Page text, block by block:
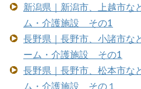
新潟県｜新潟市、上越市な
ム・介護施設 その1
長野県｜長野市、小諸市な
ーム・介護施設 その1
長野県｜長野市、松本市な
ム・介護施設 その１